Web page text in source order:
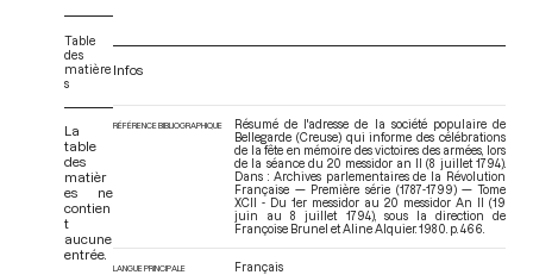
Table
des
matière
s
La
table
des
matièr
es ne
contien
t
aucune
entrée.
Infos
RÉFÉRENCE BIBLIOGRAPHIQUE
Résumé de l'adresse de la société populaire de
Bellegarde (Creuse) qui informe des célébrations
de la fête en mémoire des victoires des armées, lors
de la séance du 20 messidor an II (8 juillet 1794).
Dans : Archives parlementaires de la Révolution
Française — Première série (1787-1799) — Tome
XCII - Du 1er messidor au 20 messidor An II (19
juin au 8 juillet 1794), sous la direction de
Françoise Brunel et Aline Alquier. 1980. p. 466.
LANGUE PRINCIPALE Français